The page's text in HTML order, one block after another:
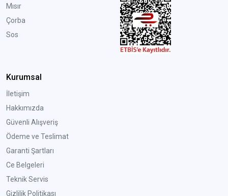
Mısır
Çorba
Sos
Kurumsal
İletişim
Hakkımızda
Güvenli Alışveriş
Ödeme ve Teslimat
Garanti Şartları
Ce Belgeleri
Teknik Servis
Gizlilik Politikası